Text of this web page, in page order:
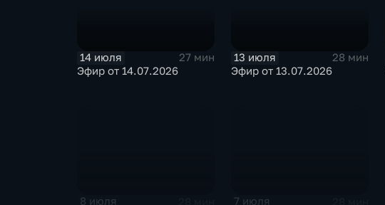
14 июля
27 мин
Эфир от 14.07.2026
13 июля
28 мин
Эфир от 13.07.2026
8 июля 7 июля